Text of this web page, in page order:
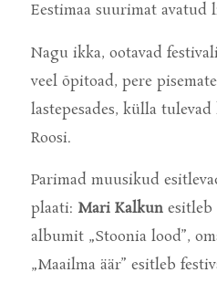
Eestimaa suurimat avatud
Nagu ikka, ootavad
veel õpitoad, pere
lastepesades, külla
Roosi.
Parimad muusikud
plaati: Mari Kalkun esitleb
albumit „Stoonia lood”,
„Maailma äär” esitleb